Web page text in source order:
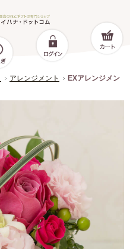
アレンジメント
EXアレンジメン